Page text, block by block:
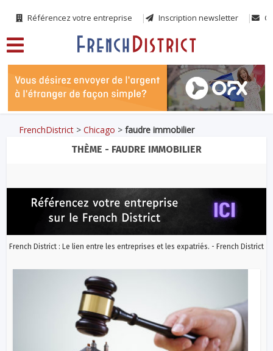
Référencez votre entreprise Inscription newsletter
FrenchDistrict >Chicago >faudre immobilier
THÈME - FAUDRE IMMOBILIER
French District : Le lien entre les entreprises et les expatriés. - French District